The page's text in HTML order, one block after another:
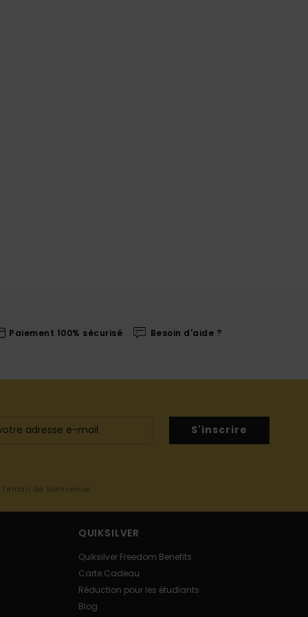
Paiement 100% sécurisé Besoin d'aide ?
S'inscrire
de bienvenue
QUIKSILVER
Quiksilver Freedom Benefits
Carte Cadeau
Réduction pour les étudiants
Blog